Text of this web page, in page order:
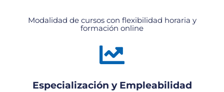
Modalidad de cursos con flexibilidad horaria y
formación online
Especialización y Empleabilidad